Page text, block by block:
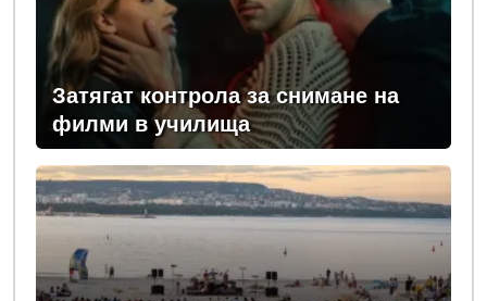
Затягат контрола за снимане на
филми в училища